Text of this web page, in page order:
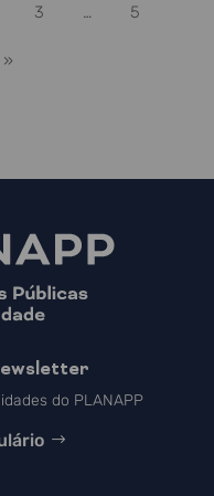
3 … 5
do PLANAPP